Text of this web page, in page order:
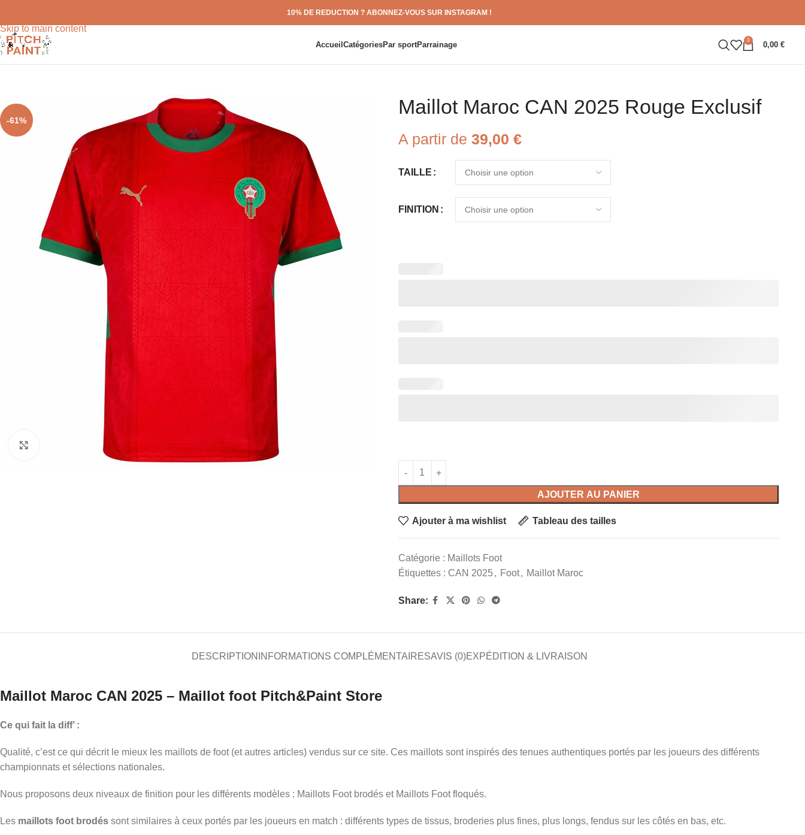
Skip to main content
10% DE REDUCTION ? ABONNEZ-VOUS SUR INSTAGRAM !
AccueilCatégoriesPar sportParrainage 0
0,00 €
-61%
Click to enlarge
Maillot Maroc CAN 2025 Rouge Exclusif
A partir de 39,00 €
TAILLE
FINITION
AJOUTER AU PANIER
Ajouter à ma wishlist Tableau des tailles
Catégorie : Maillots Foot
Étiquettes : CAN 2025, Foot, Maillot Maroc
Share:
DESCRIPTION INFORMATIONS COMPLÉMENTAIRESAVIS (0)EXPÉDITION & LIVRAISON
Maillot Maroc CAN 2025 – Maillot foot Pitch&Paint Store
Ce qui fait la diff’ :
Qualité, c’est ce qui décrit le mieux les maillots de foot (et autres articles) vendus sur ce site. Ces maillots sont inspirés des tenues authentiques portés par les joueurs des différents
championnats et sélections nationales.
Nous proposons deux niveaux de finition pour les différents modèles : Maillots Foot brodés et Maillots Foot floqués.
Les maillots foot brodés sont similaires à ceux portés par les joueurs en match : différents types de tissus, broderies plus fines, plus longs, fendus sur les côtés en bas, etc.